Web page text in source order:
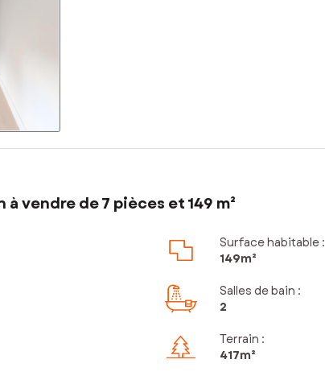
vendre de 7 pièces et 149 m²
Surface habitable :
149m²
Salles de bain :
2
Terrain :
417m²